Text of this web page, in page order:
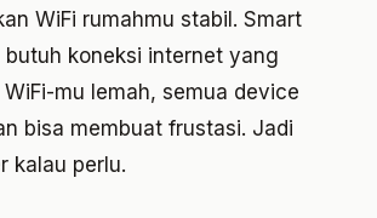
WiFi rumahmu stabil. Smart
butuh koneksi internet yang
WiFi-mu lemah, semua device
bisa membuat frustasi. Jadi
kalau perlu.